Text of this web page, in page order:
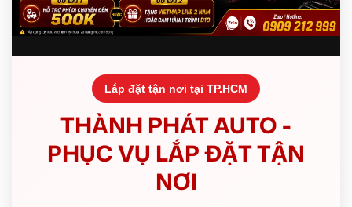
Lắp đặt tận nơi tại TP.HCM
THÀNH PHÁT AUTO -
PHỤC VỤ LẮP ĐẶT TẬN
NƠI